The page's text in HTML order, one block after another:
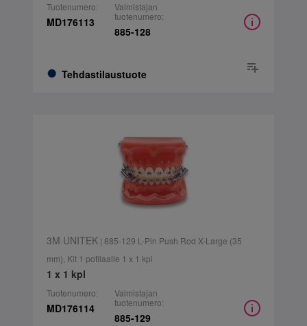
Tuotenumero:
MD176113
Tehdastilaustuote
Valmistajan
tuotenumero:
885-128
3M UNITEK| 885-129 L-Pin Push Rod X-Large (35
mm), Kit 1 potilaalle 1 x 1 kpl
1 x 1 kpl
Tuotenumero:
MD176114
Valmistajan
tuotenumero:
885-129